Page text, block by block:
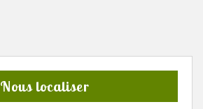
Nous localiser